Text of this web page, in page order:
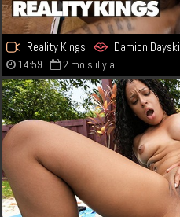
Reality Kings Damion Dayski
14:59 2 mois il y a